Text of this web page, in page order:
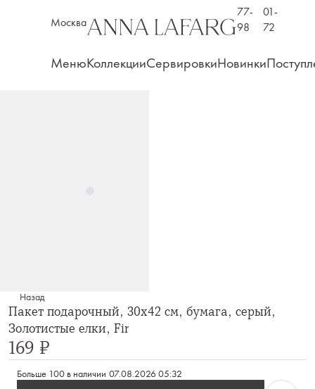
Москва
77-
98
01-
72
МенюКоллекцииСервировкиНовинки
Назад
Пакет подарочный, 30х42 см, бумага, серый,
Золотистые елки, Fir
169 ₽
Больше 100 в наличии 07.08.2026 05:32